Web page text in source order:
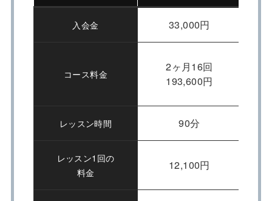
入会金 33,000円
コース料金
2ヶ月16回
193,600円
レッスン時間 90分
レッスン1回の
料金
12,100円